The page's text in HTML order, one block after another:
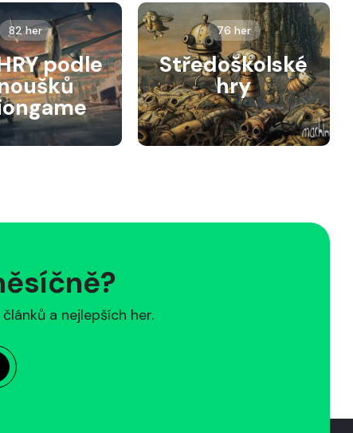
82 her
podle
76 her
Středoškolské
hry
a nejlepších her.